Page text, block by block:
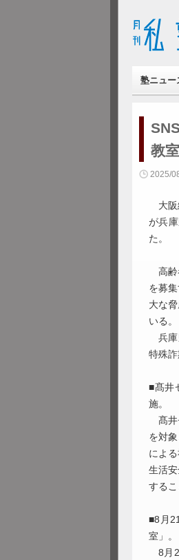
塾ニュー
教
2025/
大阪
が兵
た。
高齢
を募
大な
いる。
兵庫
特殊
■髙井
施。
髙井
を対
によ
生活
するこ
■8月
室」。
8月